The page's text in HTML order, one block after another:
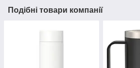
Подібні товари компанії